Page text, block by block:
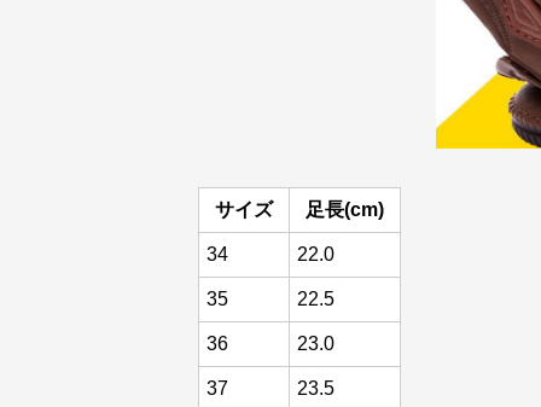
サイズ 足長(cm)
34 22.0
35 22.5
36 23.0
37 23.5